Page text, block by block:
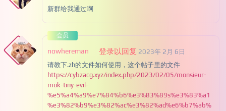
新群给我通过啊
会员
登录以回复
nowhereman
2023年 2月 6日
请教下.zh的文件如何使用，这个帖子里的文件
https://cybzacg.xyz/index.php/2023/02/05/monsieur-
muk-tiny-evil-
%e5%a4%a9%e7%84%b6%e3%83%89s%e3%83%a1
%e3%82%b9%e3%82%ac%e3%82%ad%e6%b7%ab%